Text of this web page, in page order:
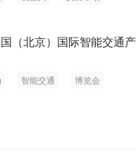
（北京）国际智能交通
智能交通 博览会